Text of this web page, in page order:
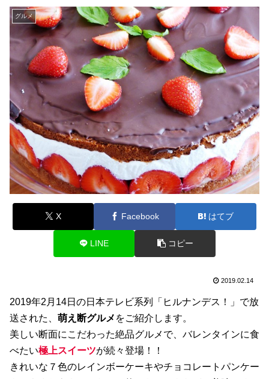
グルメ
X Facebook はてブ
LINE コピー
2019.02.14
2019年2月14日の日本テレビ系列「ヒルナンデス！」で放
送された、 萌え断グルメ をご紹介します。
美しい断面にこだわった絶品グルメで、バレンタインに食
べたい極上スイーツが続々登場！！
きれいな７色のレインボーケーキやチョコレートパンケー